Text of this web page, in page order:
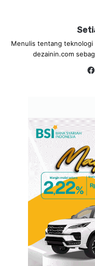
Menulis tentang teknologi
dezainin.com